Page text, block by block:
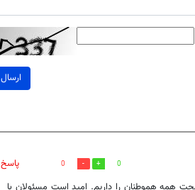
ارسال
0
0
پاسخ